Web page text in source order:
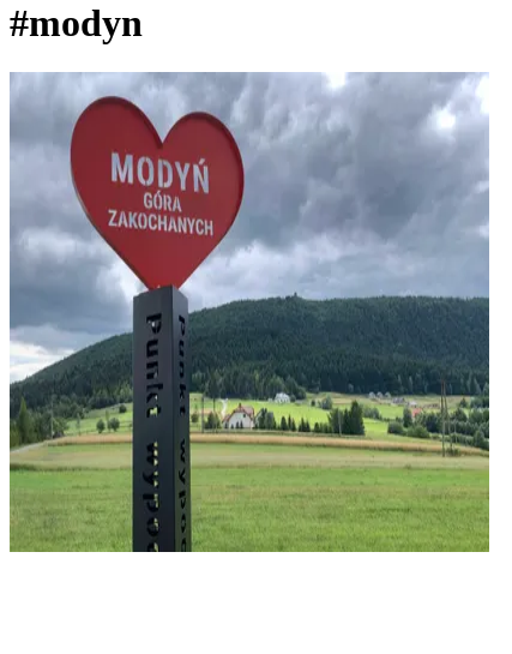
#modyn